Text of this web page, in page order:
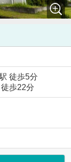
徒歩5分
徒歩22分